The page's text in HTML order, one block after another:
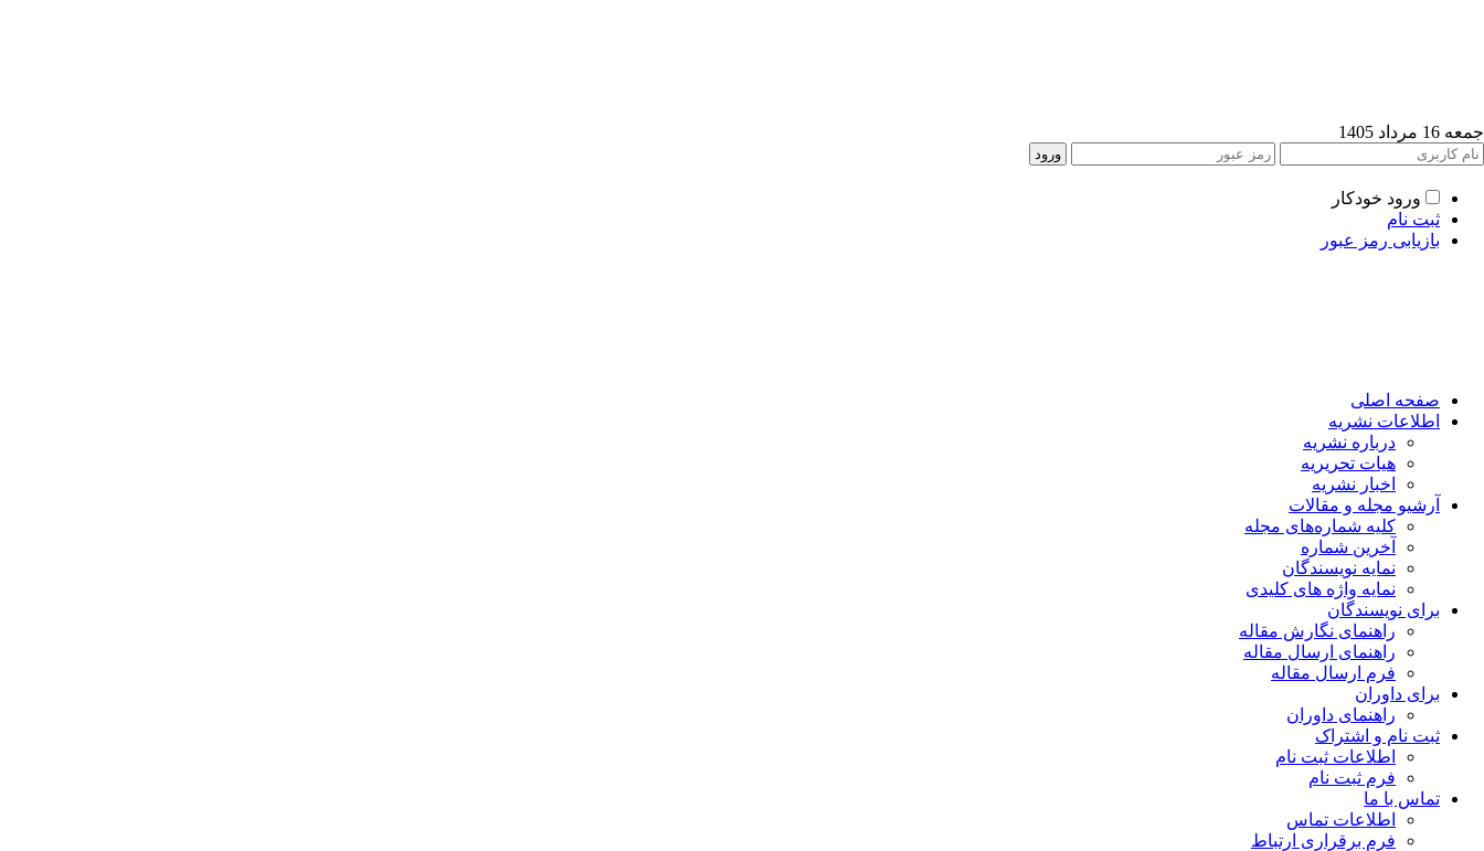
جمعه 16 مرداد 1405
ورود خودکار
ثبت نام
بازیابی رمز عبور
صفحه اصلی
اطلاعات نشریه
درباره نشریه
هیات تحریریه
اخبار نشریه
آرشیو مجله و مقالات
کلیه شماره‌های مجله
آخرین شماره
نمایه نویسندگان
نمایه واژه های کلیدی
برای نویسندگان
راهنمای نگارش مقاله
راهنمای ارسال مقاله
فرم ارسال مقاله
برای داوران
راهنمای داوران
ثبت نام و اشتراک
اطلاعات ثبت نام
فرم ثبت نام
تماس با ما
اطلاعات تماس
فرم برقراری ارتباط